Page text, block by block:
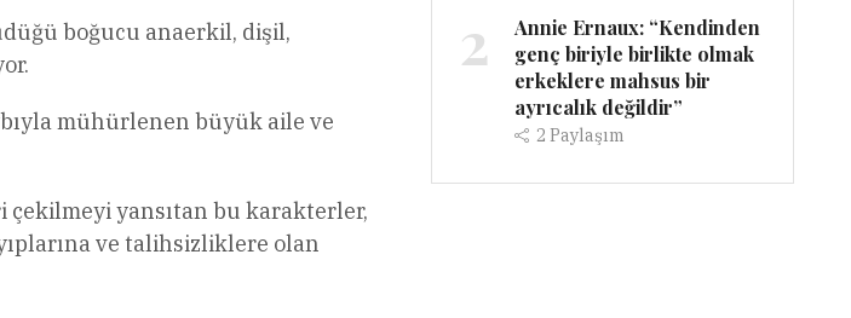
boğucu anaerkil, dişil,
mühürlenen büyük aile ve
çekilmeyi yansıtan bu karakterler,
ve talihsizliklere olan
2
Annie Ernaux: “Kendinden
genç biriyle birlikte olmak
erkeklere mahsus bir
ayrıcalık değildir”
2Paylaşım